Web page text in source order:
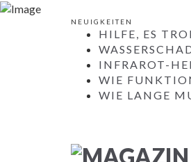
NEUIGKEITEN
HILFE, ES
INFRAROT-
WIE
WIE LANGE